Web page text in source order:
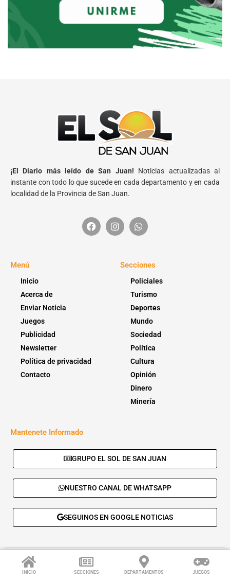
INICIO SECCIONES DEPARTAMENTOS JUEGOS
¡El Diario más leído de San Juan! Noticias actualizadas al
instante con todo lo que sucede en cada departamento y en cada
localidad de la Provincia de San Juan.
Menú
Inicio
Acerca de
Enviar Noticia
Juegos
Publicidad
Newsletter
Política de privacidad
Contacto
Secciones
Policiales
Turismo
Deportes
Mundo
Sociedad
Política
Cultura
Opinión
Dinero
Minería
Mantenete Informado
GRUPO EL SOL DE SAN JUAN
NUESTRO CANAL DE WHATSAPP
SEGUINOS EN GOOGLE NOTICIAS
© 2026 - El Sol de San Juan. Todos los derechos reservados. |
Desarrolla:
Daskalos Solutions